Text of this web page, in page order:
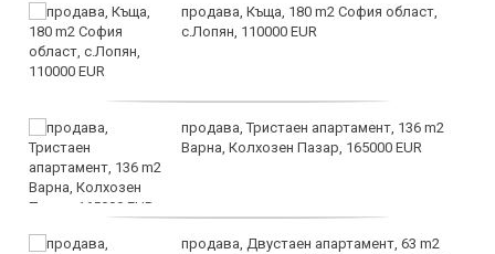
продава, Къща, 180 m2 София област,
с.Лопян, 110000 EUR
продава, Тристаен апартамент, 136 m2
Варна, Колхозен Пазар, 165000 EUR
продава, Двустаен апартамент, 63 m2